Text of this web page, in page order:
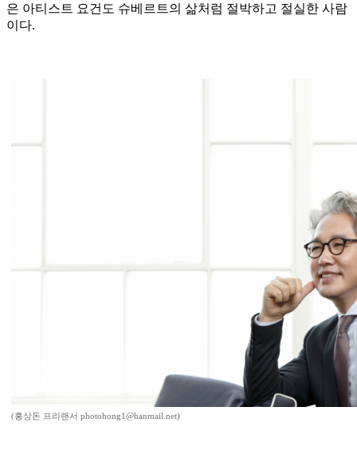
은 아티스트 요건도 슈베르트의 삶처럼 절박하고 절실한 사람
이다.
(홍상돈 프리랜서 photohong1@hanmail.net)